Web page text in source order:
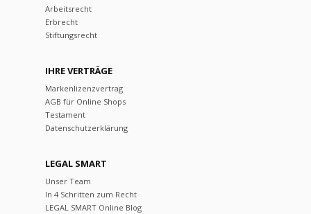
Arbeitsrecht
Erbrecht
Stiftungsrecht
IHRE VERTRÄGE
Markenlizenzvertrag
AGB für Online Shops
Testament
Datenschutzerklärung
LEGAL SMART
Unser Team
In 4 Schritten zum Recht
LEGAL SMART Online Blog